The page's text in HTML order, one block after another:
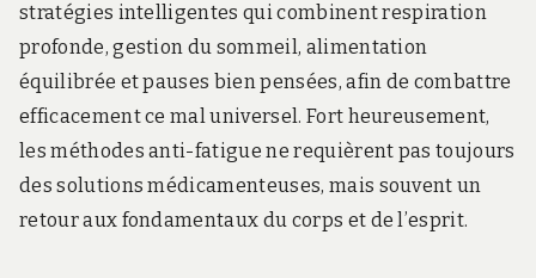
stratégies intelligentes qui combinent respiration
profonde, gestion du sommeil, alimentation
équilibrée et pauses bien pensées, afin de combattre
efficacement ce mal universel. Fort heureusement,
les méthodes anti-fatigue ne requièrent pas toujours
des solutions médicamenteuses, mais souvent un
retour aux fondamentaux du corps et de l’esprit.